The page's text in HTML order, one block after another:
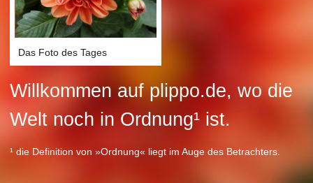
Das Foto des Tages
Willkommen auf plippo.de, wo die
Welt noch in Ordnung¹ ist.
¹ die Definition von »Ordnung« liegt im Auge des Betrachters.